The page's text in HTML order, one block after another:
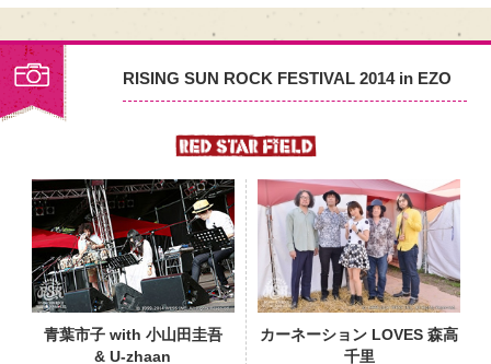
RISING SUN ROCK FESTIVAL 2014 in EZO
青葉市子 with 小山田圭吾
& U-zhaan
カーネーション LOVES 森高
千里
PHOTO